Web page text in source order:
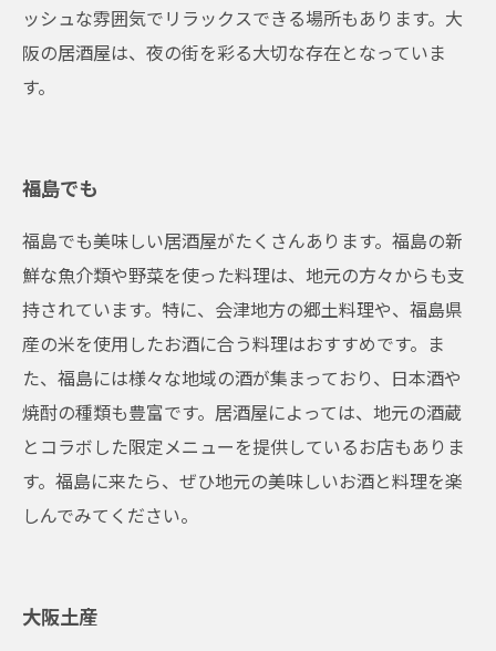
ッシュな雰囲気でリラックスできる場所もあります。大
阪の居酒屋は、夜の街を彩る大切な存在となっていま
す。
福島でも
福島でも美味しい居酒屋がたくさんあります。福島の新
鮮な魚介類や野菜を使った料理は、地元の方々からも支
持されています。特に、会津地方の郷土料理や、福島県
産の米を使用したお酒に合う料理はおすすめです。ま
た、福島には様々な地域の酒が集まっており、日本酒や
焼酎の種類も豊富です。居酒屋によっては、地元の酒蔵
とコラボした限定メニューを提供しているお店もありま
す。福島に来たら、ぜひ地元の美味しいお酒と料理を楽
しんでみてください。
大阪土産